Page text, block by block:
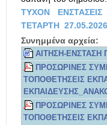
ΤΥΧΟΝ
ΤΕΤΑΡΤΗ
Συνημμένα αρχεία:
ΑΙΤΗΣΗ-ΕΝΣΤΑΣΗ
ΠΡΟΣΩΡΙΝΕΣ
ΤΟΠΟΘΕΤΗΣΕΙΣ
ΠΡΟΣΩΡΙΝΕΣ
ΤΟΠΟΘΕΤΗΣΕΙΣ